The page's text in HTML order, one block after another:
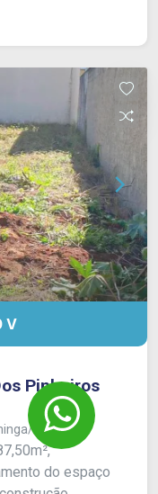
V
Pinheiros
SP
do espaço